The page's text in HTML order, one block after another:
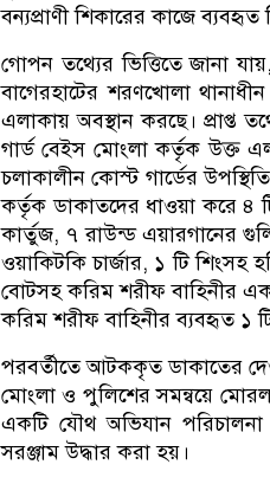
বন্যপ্রাণী শিকারের কাজে
গোপন তথ্যের ভিত্তিতে জানা
বাগেরহাটের শরণখোলা
এলাকায় অবস্থান করছে। প্রাপ্ত
গার্ড বেইস মোংলা কর্তৃক উক্ত
চলাকালীন কোস্ট গার্ডের
কর্তৃক ডাকাতদের ধাওয়া করে ৪
কার্তুজ, ৭ রাউন্ড এয়ারগানের
ওয়াকিটকি চার্জার, ১ টি শিংসহ
বোটসহ করিম শরীফ বাহিনীর
করিম শরীফ বাহিনীর ব্যবহৃত ১
পরবর্তীতে আটককৃত ডাকাতের
মোংলা ও পুলিশের সমন্বয়ে
একটি যৌথ অভিযান পরিচালনা
সরঞ্জাম উদ্ধার করা হয়।